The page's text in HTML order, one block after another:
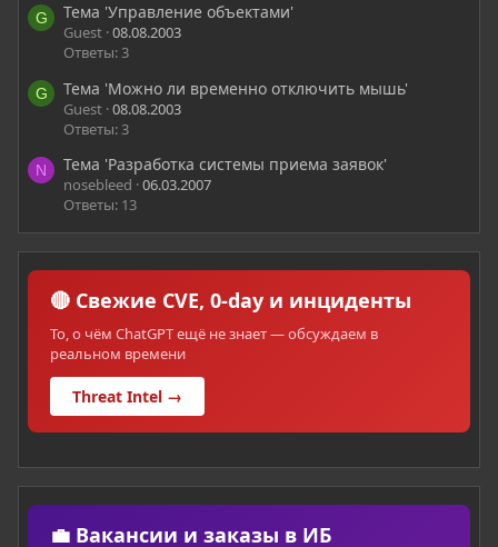
G Тема 'Управление объектами'
Guest 08.08.2003
Ответы: 3
G Тема 'Можно ли временно отключить мышь'
Guest 08.08.2003
Ответы: 3
N Тема 'Разработка системы приема заявок'
nosebleed 06.03.2007
Ответы: 13
🔴 Свежие CVE, 0-day и инциденты
То, о чём ChatGPT ещё не знает — обсуждаем в
реальном времени
Threat Intel →
💼 Вакансии и заказы в ИБ